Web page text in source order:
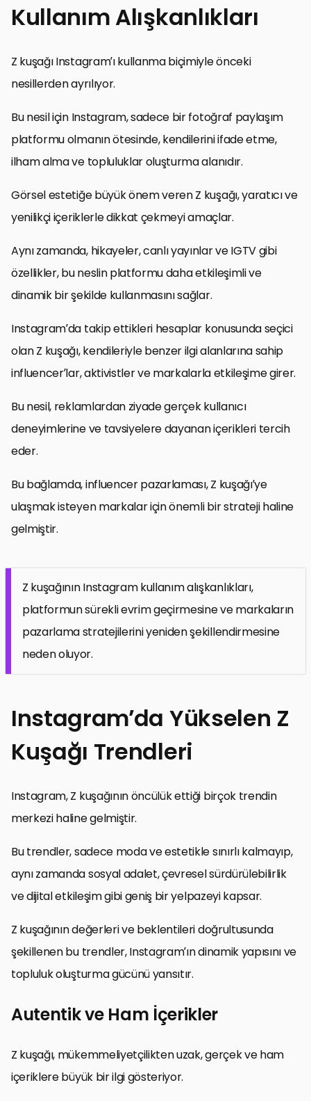
Kullanım Alışkanlıkları
Z kuşağı Instagram’ı kullanma biçimiyle önceki
nesillerden ayrılıyor.
Bu nesil için Instagram, sadece bir fotoğraf paylaşım
platformu olmanın ötesinde, kendilerini ifade etme,
ilham alma ve topluluklar oluşturma alanıdır.
Görsel estetiğe büyük önem veren Z kuşağı, yaratıcı ve
yenilikçi içeriklerle dikkat çekmeyi amaçlar.
Aynı zamanda, hikayeler, canlı yayınlar ve IGTV gibi
özellikler, bu neslin platformu daha etkileşimli ve
dinamik bir şekilde kullanmasını sağlar.
Instagram’da takip ettikleri hesaplar konusunda seçici
olan Z kuşağı, kendileriyle benzer ilgi alanlarına sahip
influencer’lar, aktivistler ve markalarla etkileşime girer.
Bu nesil, reklamlardan ziyade gerçek kullanıcı
deneyimlerine ve tavsiyelere dayanan içerikleri tercih
eder.
Bu bağlamda, influencer pazarlaması, Z kuşağı’ye
ulaşmak isteyen markalar için önemli bir strateji haline
gelmiştir.
Z kuşağının Instagram kullanım alışkanlıkları,
platformun sürekli evrim geçirmesine ve markaların
pazarlama stratejilerini yeniden şekillendirmesine
neden oluyor.
Instagram’da Yükselen Z
Kuşağı Trendleri
Instagram, Z kuşağının öncülük ettiği birçok trendin
merkezi haline gelmiştir.
Bu trendler, sadece moda ve estetikle sınırlı kalmayıp,
aynı zamanda sosyal adalet, çevresel sürdürülebilirlik
ve dijital etkileşim gibi geniş bir yelpazeyi kapsar.
Z kuşağının değerleri ve beklentileri doğrultusunda
şekillenen bu trendler, Instagram’ın dinamik yapısını ve
topluluk oluşturma gücünü yansıtır.
Autentik ve Ham İçerikler
Z kuşağı, mükemmeliyetçilikten uzak, gerçek ve ham
içeriklere büyük bir ilgi gösteriyor.